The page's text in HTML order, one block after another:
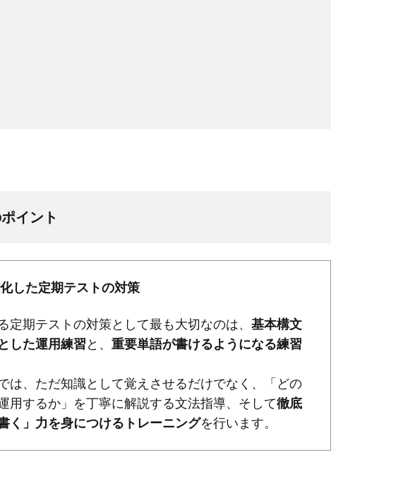
イント
した定期テストの対策
定期テストの対策として最も大切なのは、 基本構文
した運用練習と、 重要単語が書けるようになる練習
は、ただ知識として覚えさせるだけでなく、「どの
用するか」を丁寧に解説する文法指導、そして徹底
く」力を身につけるトレーニングを行います。